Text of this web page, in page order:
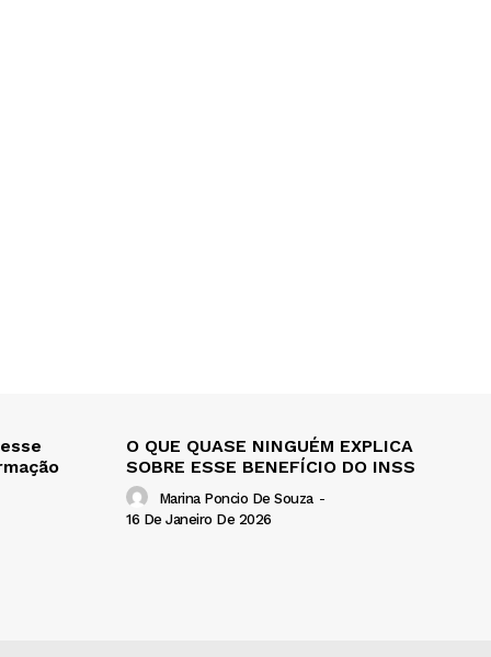
O QUE QUASE NINGUÉM EXPLICA
SOBRE ESSE BENEFÍCIO DO INSS
Marina Poncio De Souza -
16 De Janeiro De 2026